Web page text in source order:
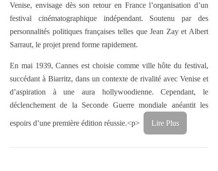
Venise, envisage dès son retour en France l’organisation d’un
festival cinématographique indépendant. Soutenu par des
personnalités politiques françaises telles que Jean Zay et Albert
Sarraut, le projet prend forme rapidement.
En mai 1939, Cannes est choisie comme ville hôte du festival,
succédant à Biarritz, dans un contexte de rivalité avec Venise et
d’aspiration à une aura hollywoodienne. Cependant, le
déclenchement de la Seconde Guerre mondiale anéantit les
espoirs d’une première édition réussie.<p> Lire Plus